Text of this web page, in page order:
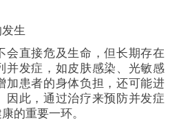
生
直接危及生命，但长期存在
并发症，如皮肤感染、光敏感
加患者的身体负担，还可能进
因此，通过治疗来预防并发症
的重要一环。